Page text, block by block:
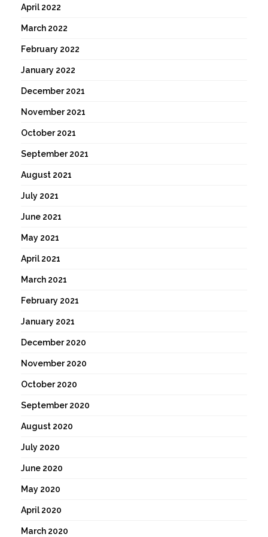
April 2022
March 2022
February 2022
January 2022
December 2021
November 2021
October 2021
September 2021
August 2021
July 2021
June 2021
May 2021
April 2021
March 2021
February 2021
January 2021
December 2020
November 2020
October 2020
September 2020
August 2020
July 2020
June 2020
May 2020
April 2020
March 2020